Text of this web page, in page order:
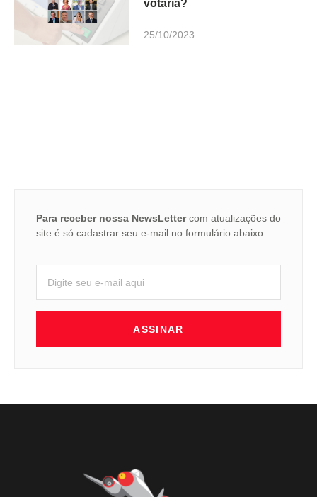
votaria?
25/10/2023
Para receber nossa NewsLettercom atualizações do
site é só cadastrar seu e-mail no formulário abaixo.
ASSINAR